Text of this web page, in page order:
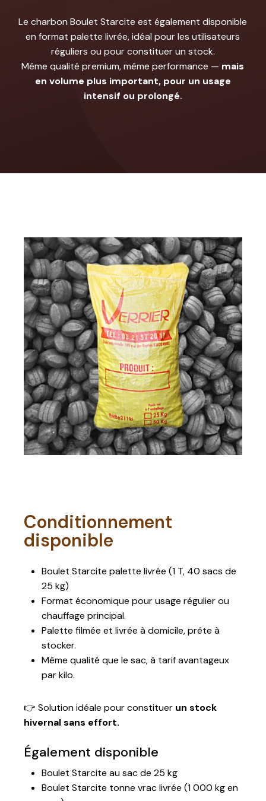
Le charbon Boulet Starcite est également disponible
en format palette livrée, idéal pour les utilisateurs
réguliers ou pour constituer un stock.
Même qualité premium, même performance — mais
en volume plus important, pour un usage
intensif ou prolongé.
Conditionnement
disponible
Boulet Starcite palette livrée (1 T, 40 sacs de
25 kg)
Format économique pour usage régulier ou
chauffage principal.
Palette filmée et livrée à domicile, prête à
stocker.
Même qualité que le sac, à tarif avantageux
par kilo.
👉 Solution idéale pour constituer un stock
hivernal sans effort.
Également disponible
Boulet Starcite au sac de 25 kg
Boulet Starcite tonne vrac livrée (1 000 kg en